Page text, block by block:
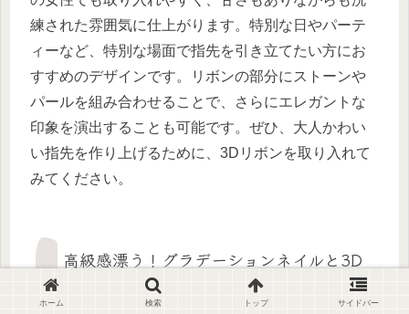
練された雰囲気に仕上がります。特別な日やパーテ
ィーなど、特別な場面で指先を引き立てたい方にお
すすめのデザインです。リボンの部分にストーンや
パールを組み合わせることで、さらにエレガントな
印象を演出することも可能です。ぜひ、大人かわい
い指先を作り上げるために、3Dリボンを取り入れて
みてください。
高級感漂う！グラデーションネイルと3D
リボンでスタイリッシュに
ホーム 検索 トップ サイドバー